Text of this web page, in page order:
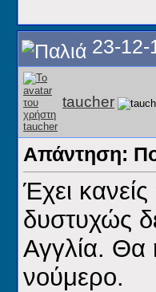
23-12-
taucher
Απάντηση:
Έχει
δυστυχώς
Αγγλία. Θα
νούμερο.